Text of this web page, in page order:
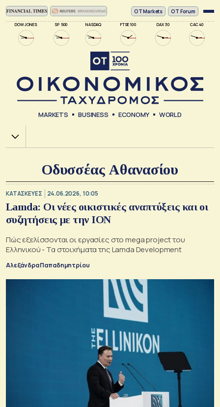
DOW JONES SP 500 NASDAQ FTSE 100 DAX 30 CAC 40
ΟΤ Markets OT Forum
MARKETS BUSINESS ECONOMY WORLD
Χ.Α.
Οδυσσέας Αθανασίου
ΚΑΤΑΣΚΕΥΕΣ 24.06.2026, 10:05
Lamda: Οι νέες οικιστικές αναπτύξεις και οι
συζητήσεις με την ION
Πώς εξελίσσονται οι εργασίες στο mega project του
Ελληνικού - Τα στοιχήματα της Lamda Development
Αλεξάνδρα Παπαδημητρίου